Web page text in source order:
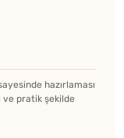
hazırlaması
ve pratik şekilde